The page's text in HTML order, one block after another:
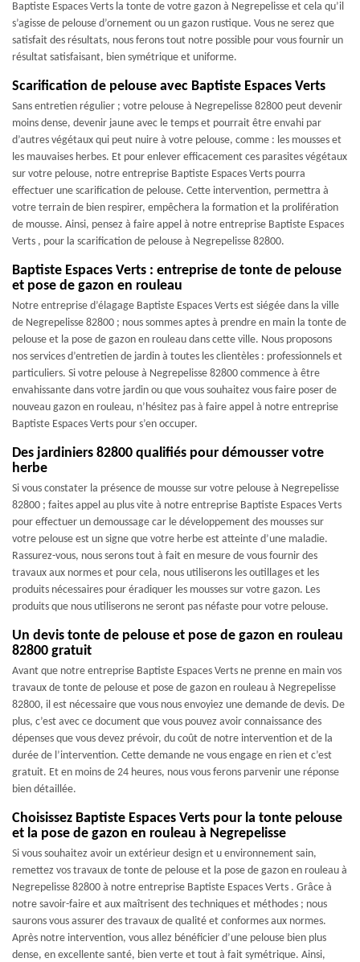
Baptiste Espaces Verts la tonte de votre gazon à Negrepelisse et cela qu’il
s’agisse de pelouse d’ornement ou un gazon rustique. Vous ne serez que
satisfait des résultats, nous ferons tout notre possible pour vous fournir un
résultat satisfaisant, bien symétrique et uniforme.
Scarification de pelouse avec Baptiste Espaces Verts
Sans entretien régulier ; votre pelouse à Negrepelisse 82800 peut devenir
moins dense, devenir jaune avec le temps et pourrait être envahi par
d’autres végétaux qui peut nuire à votre pelouse, comme : les mousses et
les mauvaises herbes. Et pour enlever efficacement ces parasites végétaux
sur votre pelouse, notre entreprise Baptiste Espaces Verts pourra
effectuer une scarification de pelouse. Cette intervention, permettra à
votre terrain de bien respirer, empêchera la formation et la prolifération
de mousse. Ainsi, pensez à faire appel à notre entreprise Baptiste Espaces
Verts , pour la scarification de pelouse à Negrepelisse 82800.
Baptiste Espaces Verts : entreprise de tonte de pelouse
et pose de gazon en rouleau
Notre entreprise d’élagage Baptiste Espaces Verts est siégée dans la ville
de Negrepelisse 82800 ; nous sommes aptes à prendre en main la tonte de
pelouse et la pose de gazon en rouleau dans cette ville. Nous proposons
nos services d’entretien de jardin à toutes les clientèles : professionnels et
particuliers. Si votre pelouse à Negrepelisse 82800 commence à être
envahissante dans votre jardin ou que vous souhaitez vous faire poser de
nouveau gazon en rouleau, n’hésitez pas à faire appel à notre entreprise
Baptiste Espaces Verts pour s’en occuper.
Des jardiniers 82800 qualifiés pour démousser votre
herbe
Si vous constater la présence de mousse sur votre pelouse à Negrepelisse
82800 ; faites appel au plus vite à notre entreprise Baptiste Espaces Verts
pour effectuer un demoussage car le développement des mousses sur
votre pelouse est un signe que votre herbe est atteinte d’une maladie.
Rassurez-vous, nous serons tout à fait en mesure de vous fournir des
travaux aux normes et pour cela, nous utiliserons les outillages et les
produits nécessaires pour éradiquer les mousses sur votre gazon. Les
produits que nous utiliserons ne seront pas néfaste pour votre pelouse.
Un devis tonte de pelouse et pose de gazon en rouleau
82800 gratuit
Avant que notre entreprise Baptiste Espaces Verts ne prenne en main vos
travaux de tonte de pelouse et pose de gazon en rouleau à Negrepelisse
82800, il est nécessaire que vous nous envoyiez une demande de devis. De
plus, c’est avec ce document que vous pouvez avoir connaissance des
dépenses que vous devez prévoir, du coût de notre intervention et de la
durée de l’intervention. Cette demande ne vous engage en rien et c’est
gratuit. Et en moins de 24 heures, nous vous ferons parvenir une réponse
bien détaillée.
Choisissez Baptiste Espaces Verts pour la tonte pelouse
et la pose de gazon en rouleau à Negrepelisse
Si vous souhaitez avoir un extérieur design et u environnement sain,
remettez vos travaux de tonte de pelouse et la pose de gazon en rouleau à
Negrepelisse 82800 à notre entreprise Baptiste Espaces Verts . Grâce à
notre savoir-faire et aux maîtrisent des techniques et méthodes ; nous
saurons vous assurer des travaux de qualité et conformes aux normes.
Après notre intervention, vous allez bénéficier d’une pelouse bien plus
dense, en excellente santé, bien verte et tout à fait symétrique. Ainsi,